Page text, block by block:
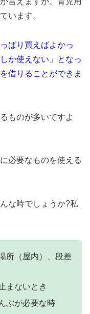
います。
ぱり買えばよかっ
か使えない」となっ
借りることができま
ものが多いですよ
必要なものを使える
な時でしょうか?私
所（屋内）、段差
まないとき
ぶが必要な時